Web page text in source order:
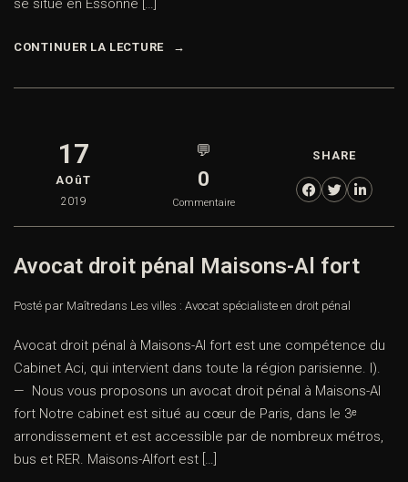
se situe en Essonne […]
CONTINUER LA LECTURE
17
AOûT
2019
💬
0
Commentaire
SHARE
Avocat droit pénal Maisons-Al fort
Posté par Maîtredans Les villes : Avocat spécialiste en droit pénal
Avocat droit pénal à Maisons-Al fort est une compétence du
Cabinet Aci, qui intervient dans toute la région parisienne. I).
— Nous vous proposons un avocat droit pénal à Maisons-Al
fort Notre cabinet est situé au cœur de Paris, dans le 3ᵉ
arrondissement et est accessible par de nombreux métros,
bus et RER. Maisons-Alfort est […]